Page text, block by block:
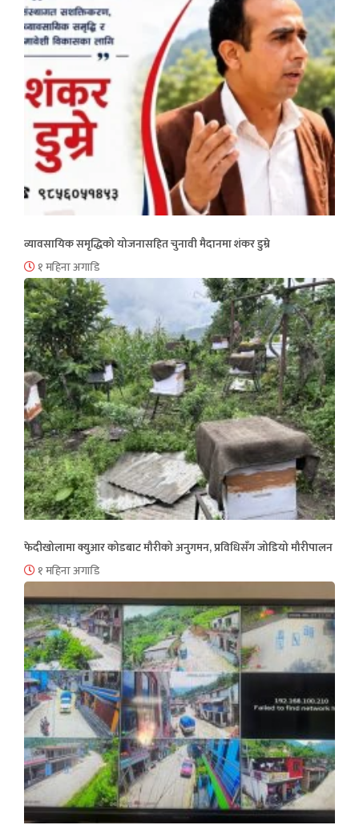
व्यावसायिक समृद्धिको योजनासहित चुनावी मैदानमा शंकर डुम्रे
१ महिना अगाडि
फेदीखोलामा क्युआर कोडबाट मौरीको अनुगमन, प्रविधिसँग जोडियो मौरीपालन
१ महिना अगाडि